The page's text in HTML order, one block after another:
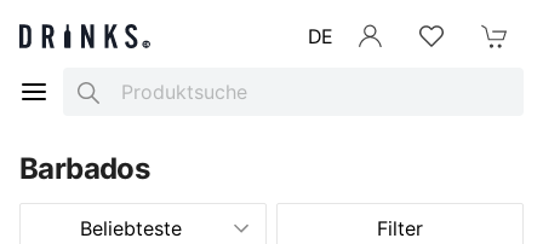
DE
Search
Barbados
Beliebteste Filter